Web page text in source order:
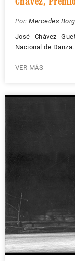
Por: Mercedes
José Chávez
Nacional de Danza.
VER MÁS